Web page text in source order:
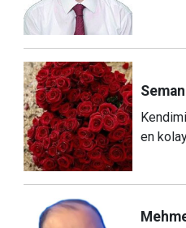
en